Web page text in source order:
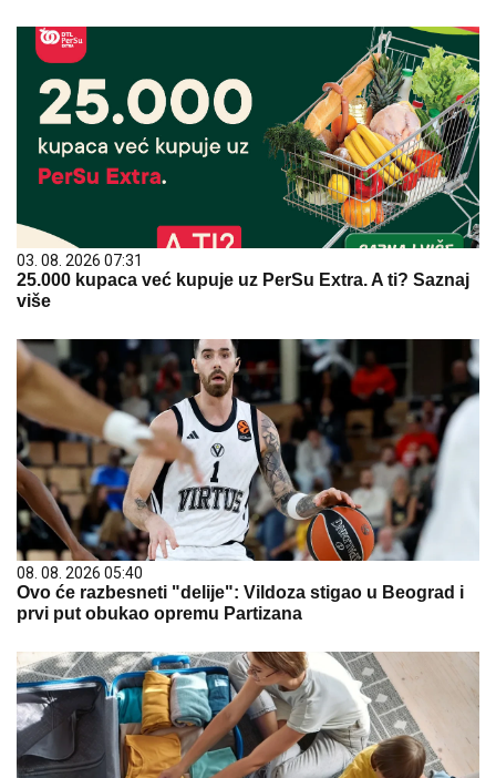
03. 08. 2026 07:31
25.000 kupaca već kupuje uz PerSu Extra. A ti? Saznaj
više
08. 08. 2026 05:40
Ovo će razbesneti "delije": Vildoza stigao u Beograd i
prvi put obukao opremu Partizana